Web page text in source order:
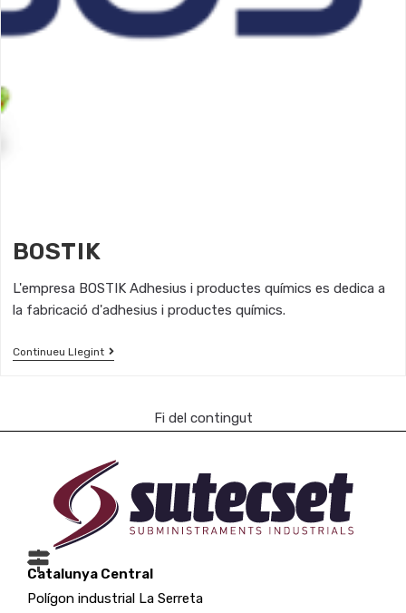
BOSTIK
L'empresa BOSTIK Adhesius i productes químics es dedica a
la fabricació d'adhesius i productes químics.
Continueu Llegint
Fi del contingut
Catalunya Central
Polígon industrial La Serreta